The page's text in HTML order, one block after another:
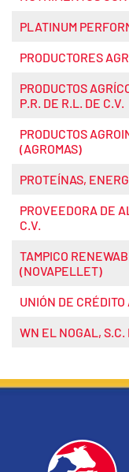
PLATINUM
PRODUCTORES
PRODUCTOS
P.R. DE R.L. DE C.V.
PRODUCTOS
(AGROMAS)
PROTEÍNAS,
PROVEEDORA DE
C.V.
TAMPICO
(NOVAPELLET)
UNIÓN DE
WN EL NOGAL, S.C.